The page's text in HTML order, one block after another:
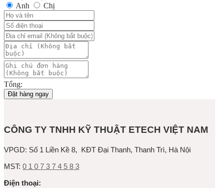
Anh
Chị
Tổng:
Đặt hàng ngay
CÔNG TY TNHH KỸ THUẬT ETECH VIỆT NAM
VPGD: Số 1 Liền Kề 8, KĐT Đại Thanh, Thanh Trì, Hà Nội
MST: 0 1 0 7 3 7 4 5 8 3
Ðiện thoại: